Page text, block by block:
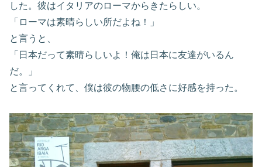
した。彼はイタリアのローマからきたらしい。
「ローマは素晴らしい所だよね！」
と言うと、
「日本だって素晴らしいよ！俺は日本に友達がいるん
だ。」
と言ってくれて、僕は彼の物腰の低さに好感を持った。